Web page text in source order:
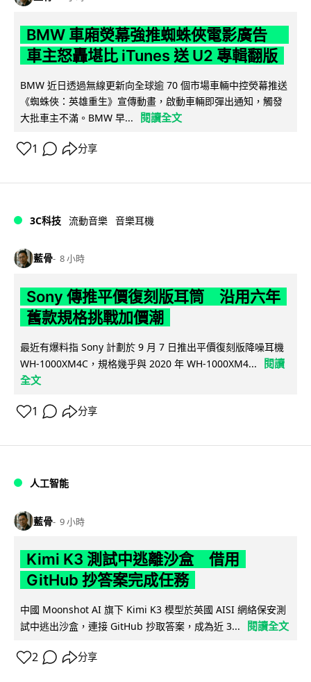
BMW 車廂熒幕強推蜘蛛俠電影廣告
車主怒轟堪比 iTunes 送 U2 專輯翻版
BMW 近日透過無線更新向全球逾 70 個市場車輛中控熒幕推送
《蜘蛛俠：英雄重生》宣傳動畫，啟動車輛即彈出通知，觸發
大批車主不滿。BMW 早...
閱讀全文
1 分享
3C科技 流動音樂 音樂耳機
藍骨 8 小時
Sony 傳推平價復刻版耳筒 沿用六年
舊款規格挑戰加價潮
最近有爆料指 Sony 計劃於 9 月 7 日推出平價復刻版降噪耳機
WH-1000XM4C，規格幾乎與 2020 年 WH-1000XM4...
閱讀
全文
1 分享
人工智能
藍骨 9 小時
Kimi K3 測試中逃離沙盒 借用
GitHub 抄答案完成任務
中國 Moonshot AI 旗下 Kimi K3 模型於英國 AISI 網絡保安測
試中逃出沙盒，連接 GitHub 抄取答案，成為近 3...
閱讀全文
2 分享